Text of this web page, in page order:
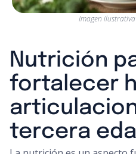
Imagen
Nutrición
fortalecer
tercera